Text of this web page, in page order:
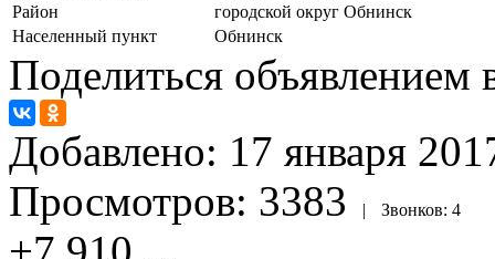
Район
городской округ Обнинск
Населенный пункт
Обнинск
Поделиться объявлением
Добавлено: 17 января
Просмотров: 3383 | Звонков: 4